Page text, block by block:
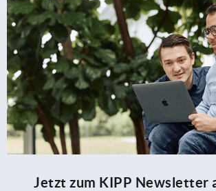
Jetzt zum KIPP Newsletter